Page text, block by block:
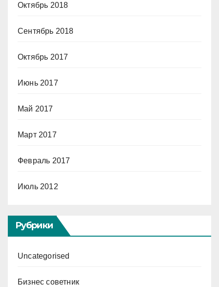
Октябрь 2018
Сентябрь 2018
Октябрь 2017
Июнь 2017
Май 2017
Март 2017
Февраль 2017
Июль 2012
Рубрики
Uncategorised
Бизнес советник